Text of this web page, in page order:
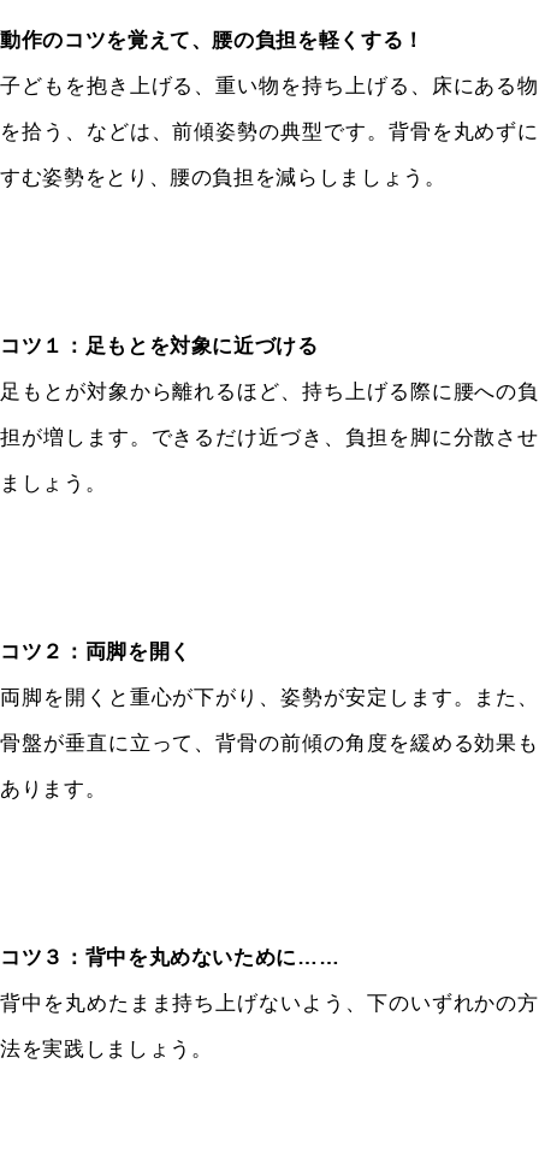
動作のコツを覚えて、腰の負担を軽くする！
子どもを抱き上げる、重い物を持ち上げる、床にある物
を拾う、などは、前傾姿勢の典型です。背骨を丸めずに
すむ姿勢をとり、腰の負担を減らしましょう。
コツ１：足もとを対象に近づける
足もとが対象から離れるほど、持ち上げる際に腰への負
担が増します。できるだけ近づき、負担を脚に分散させ
ましょう。
コツ２：両脚を開く
両脚を開くと重心が下がり、姿勢が安定します。また、
骨盤が垂直に立って、背骨の前傾の角度を緩める効果も
あります。
コツ３：背中を丸めないために……
背中を丸めたまま持ち上げないよう、下のいずれかの方
法を実践しましょう。